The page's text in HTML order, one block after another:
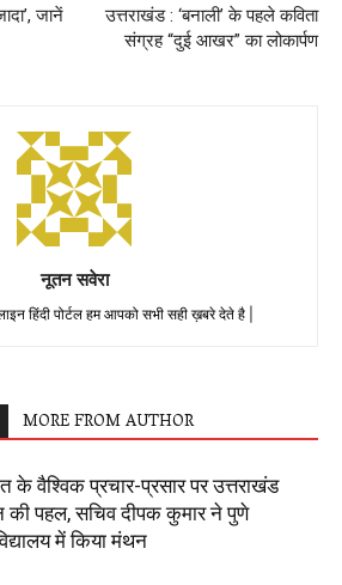
जानें
उत्तराखंड : ‘बनाली’ के पहले कविता
संग्रह “दुई आखर” का लोकार्पण
नूतन सवेरा
हिंदी पोर्टल हम आपको सभी सही ख़बरे देते है |
MORE FROM AUTHOR
के वैश्विक प्रचार-प्रसार पर उत्तराखंड
की पहल, सचिव दीपक कुमार ने पुणे
में किया मंथन